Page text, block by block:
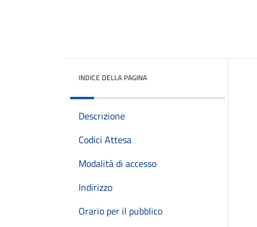
INDICE DELLA PAGINA
Descrizione
Codici Attesa
Modalità di accesso
Indirizzo
Orario per il pubblico